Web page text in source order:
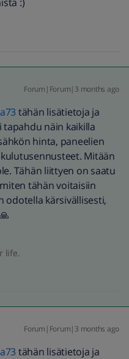
Forum|Forum|3 months ago
tähän lisätietoja ja
näin kaikilla
hinta, paneelien
Mitään
Tähän liittyen on saatu
tähän voitaisiin
odotella kärsivällisesti,
life.
Forum|Forum|3 months ago
tähän lisätietoja ja